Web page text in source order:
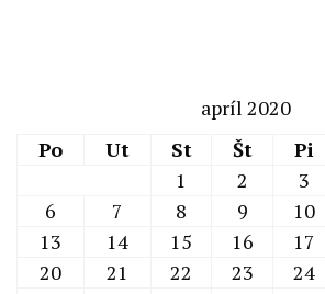
apríl 2020
Po
Ut St Št Pi
1 2 3
6
7 8 9 10
13
14 15 16 17
20
21 22 23 24